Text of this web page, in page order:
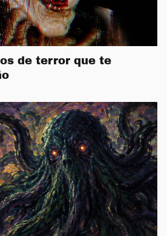
de terror que te